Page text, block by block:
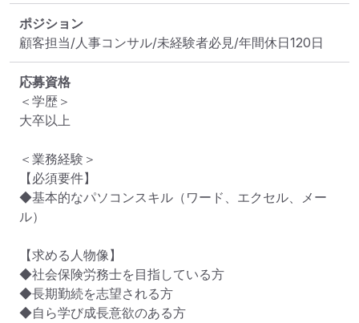
ポジション
顧客担当/人事コンサル/未経験者必見/年間休日120日
応募資格
＜学歴＞
大卒以上
＜業務経験＞
【必須要件】
◆基本的なパソコンスキル（ワード、エクセル、メー
ル）
【求める人物像】
◆社会保険労務士を目指している方
◆長期勤続を志望される方
◆自ら学び成長意欲のある方